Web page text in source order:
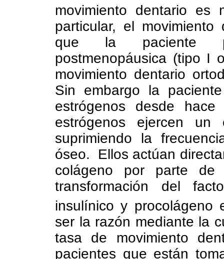
movimiento dentario es
particular, el
que la paciente
postmenopáusica (tipo I
movimiento dentario
Sin embargo la
estrógenos desde
estrógenos ejercen
suprimiendo la
óseo. Ellos actúan
colágeno por parte de
transformación del
insulínico y procolágeno
ser la razón mediante la
tasa de movimiento
pacientes que están